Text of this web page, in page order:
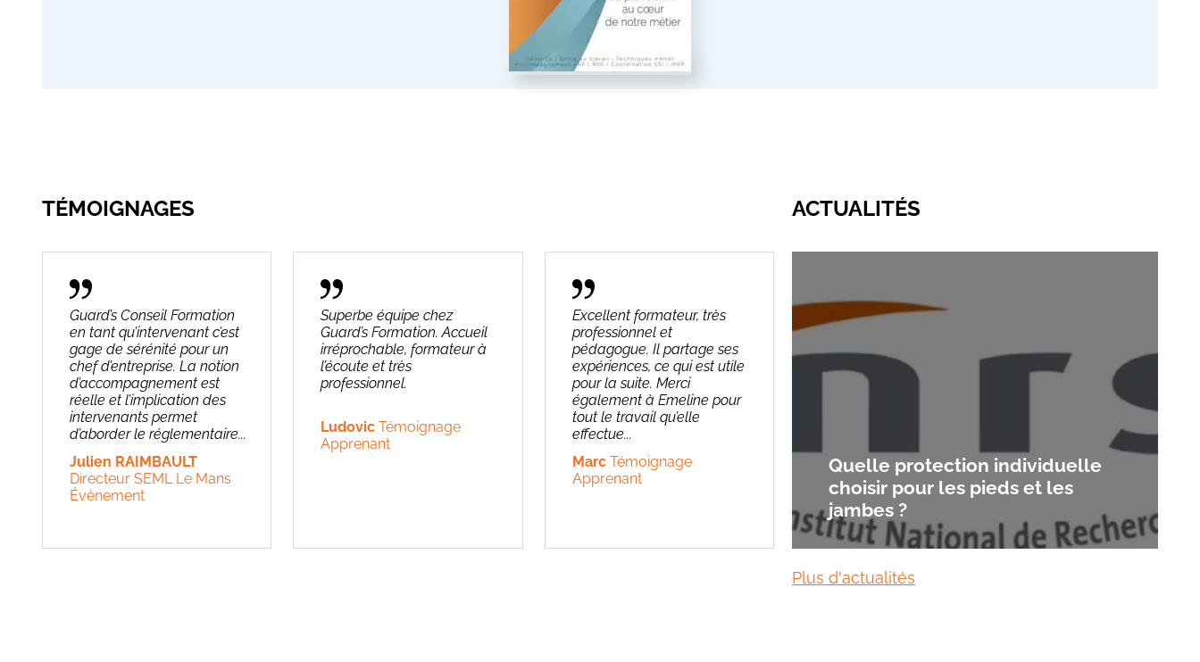
TÉMOIGNAGES
Guard’s Conseil Formation
en tant qu’intervenant c’est
gage de sérénité pour un
chef d’entreprise. La notion
d’accompagnement est
réelle et l’implication des
intervenants permet
d’aborder le réglementaire...
Julien RAIMBAULT
Directeur SEML Le Mans
Évènement
Superbe équipe chez
Guard’s Formation. Accueil
irréprochable, formateur à
l’écoute et très
professionnel.
LudovicTémoignage
Apprenant
Excellent formateur, très
professionnel et
pédagogue. Il partage ses
expériences, ce qui est utile
pour la suite. Merci
également à Emeline pour
tout le travail qu’elle
effectue...
Marc Témoignage
Apprenant
ACTUALITÉS
Quelle protection individuelle
choisir pour les pieds et les
jambes ?
Plus d'actualités